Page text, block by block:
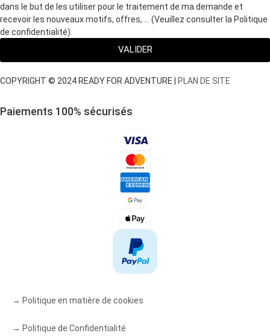
dans le but de les utiliser pour le traitement de ma demande et
recevoir les nouveaux motifs, offres, … (Veuillez consulter la Politique
de confidentialité).
VALIDER
COPYRIGHT © 2024 READY FOR ADVENTURE | PLAN DE SITE
Paiements 100% sécurisés
→ Politique en matière de cookies
→ Politique de Confidentialité